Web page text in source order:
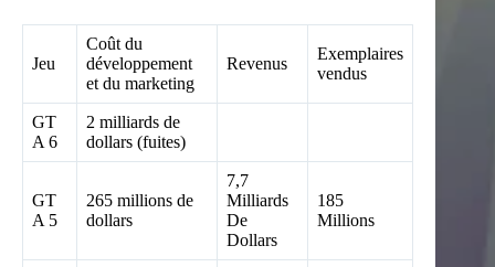
Jeu
Coût du
développement
et du marketing
Revenus
Exemplaires
vendus
GT
A 6
2 milliards de
dollars (fuites)
GT
A 5
265 millions de
dollars
7,7
Milliards
De
Dollars
185
Millions